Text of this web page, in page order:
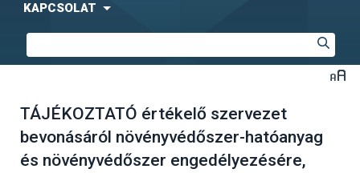
KAPCSOLAT
TÁJÉKOZTATÓ értékelő szervezet
bevonásáról növényvédőszer-hatóanyag
és növényvédőszer engedélyezésére,